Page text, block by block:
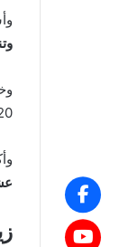
20 في السجن على ذمة التحقيق، و19 استفادوا من حرية